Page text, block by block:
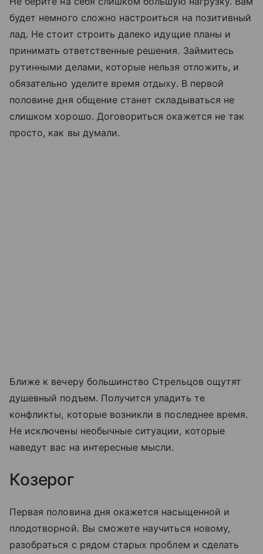
будет немного сложно настроиться на позитивный
лад. Не стоит строить далеко идущие планы и
принимать ответственные решения. Займитесь
рутинными делами, которые нельзя отложить, и
обязательно уделите время отдыху. В первой
половине дня общение станет складываться не
слишком хорошо. Договориться окажется не так
просто, как вы думали.
Ближе к вечеру большинство Стрельцов ощутят
душевный подъем. Получится уладить те
конфликты, которые возникли в последнее время.
Не исключены необычные ситуации, которые
наведут вас на интересные мысли.
Козерог
Первая половина дня окажется насыщенной и
плодотворной. Вы сможете научиться новому,
разобраться с рядом старых проблем и сделать